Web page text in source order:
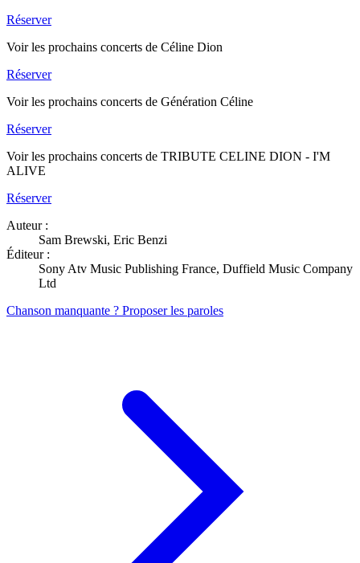
Réserver
Voir les prochains concerts de Céline Dion
Réserver
Voir les prochains concerts de Génération Céline
Réserver
Voir les prochains concerts de TRIBUTE CELINE DION - I'M
ALIVE
Réserver
Auteur :
Sam Brewski, Eric Benzi
Éditeur :
Sony Atv Music Publishing France, Duffield Music Company
Ltd
Chanson manquante ? Proposer les paroles